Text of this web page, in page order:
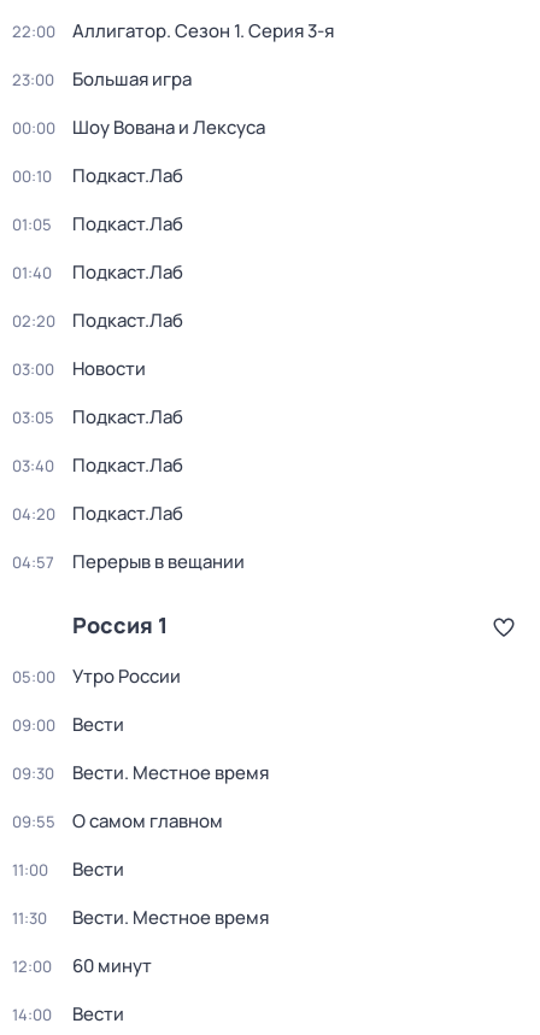
22:00 Аллигатор. Сезон 1. Серия 3-я
23:00 Большая игра
00:00 Шоу Вована и Лексуса
00:10 Подкаст.Лаб
01:05 Подкаст.Лаб
01:40 Подкаст.Лаб
02:20 Подкаст.Лаб
03:00 Новости
03:05 Подкаст.Лаб
03:40 Подкаст.Лаб
04:20 Подкаст.Лаб
04:57 Перерыв в вещании
Россия 1
05:00 Утро России
09:00 Вести
09:30 Вести. Местное время
09:55 О самом главном
11:00 Вести
11:30 Вести. Местное время
12:00 60 минут
14:00 Вести